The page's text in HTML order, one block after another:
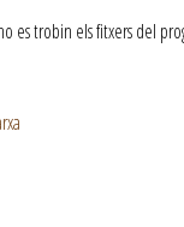
es trobin els fitxers del